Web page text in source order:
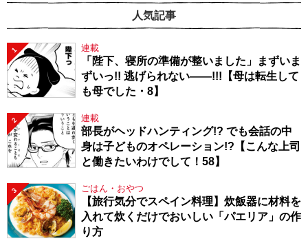
人気記事
1 連載
「陛下、寝所の準備が整いました」まずいま
ずいっ!! 逃げられない――!!!【母は転生して
も母でした・8】
2 連載
部長がヘッドハンティング!? でも会話の中
身は子どものオペレーション!?【こんな上司
と働きたいわけでして！58】
3 ごはん・おやつ
【旅行気分でスペイン料理】炊飯器に材料を
入れて炊くだけでおいしい「パエリア」の作
り方